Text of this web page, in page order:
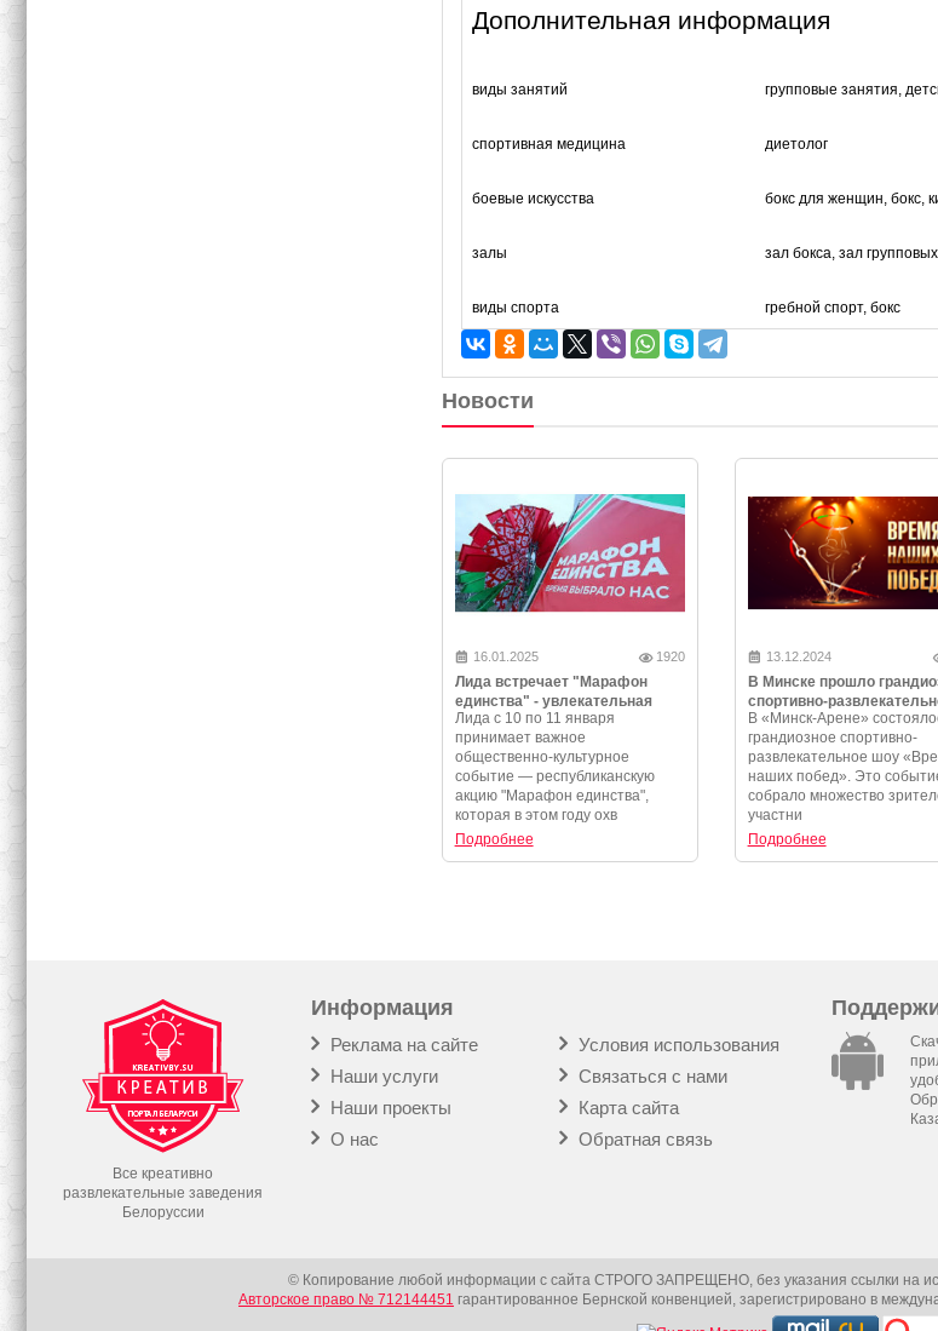
Дополнительная информация
виды занятий групповые занятия,
спортивная медицина диетолог
боевые искусства бокс для женщин, бокс,
залы зал бокса, зал
виды спорта гребной спорт, бокс
Новости
16.01.2025 1920
Лида встречает "Марафон
единства" - увлекательная
программа и незабываемые
события
Лида с 10 по 11 января
принимает важное
общественно-культурное
событие — республиканскую
акцию "Марафон единства",
которая в этом году охв
Подробнее
13.12.2024
В Минске прошло
спортивно-
шоу «Время наших
В «Минск-Арене»
грандиозное спортивно-
развлекательное шоу
наших побед». Это
собрало множество
участни
Подробнее
Все креативно
развлекательные заведения
Белоруссии
Информация
Реклама на сайте
Наши услуги
Наши проекты
О нас
Условия использования
Связаться с нами
Карта сайта
Обратная связь
© Копирование любой информации с сайта СТРОГО ЗАПРЕЩЕНО, без указания ссылки на
Авторское право № 712144451 гарантированное Бернской конвенцией, зарегистрировано в